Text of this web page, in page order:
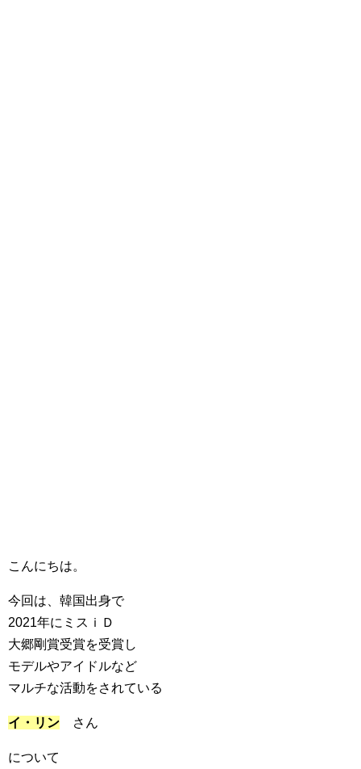
こんにちは。
今回は、韓国出身で
2021年にミスｉＤ
大郷剛賞受賞を受賞し
モデルやアイドルなど
マルチな活動をされている
イ・リン さん
について